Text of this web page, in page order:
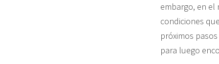
embargo, en el
condiciones
próximos
para luego